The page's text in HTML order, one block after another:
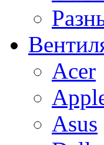
Acer
Asus